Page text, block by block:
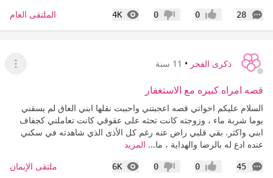
28
التعليقات إعجاب0 عدم إعجاب
0
4K
المشاهدات الملتقى العام
ذكرى الفجر • 11 سنة
عرض
قصه امراه كبيره مع الاستغفار
السلام عليكم اخواتي قصه اعجبتني واحببت نقلها ابني العاق لم يسقني
يوما شربة ماء ، وزوجته كانت تحثه على عقوقي كانت تعاملني كجفاف
ابني واكثر. بقي قلبي راض عنه رغم كل الأذى الذي شاهدته في سكني
عنده ادع له بالرضا والهداية ، ما... المزيد
45
التعليقات إعجاب0 عدم إعجاب
0
6K
المشاهدات ملتقى الإيمان